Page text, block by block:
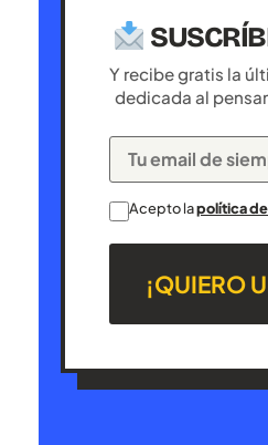
Y recibe gratis la
dedicada al
Acepto lapolítica
¡QUIERO